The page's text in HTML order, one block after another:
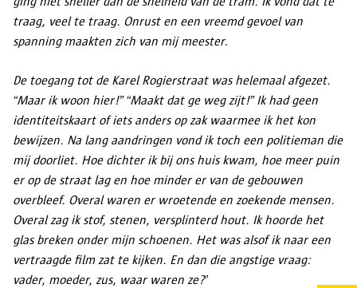
traag, veel te traag. Onrust en een vreemd gevoel van
spanning maakten zich van mij meester.
De toegang tot de Karel Rogierstraat was helemaal afgezet.
“Maar ik woon hier!” “Maakt dat ge weg zijt!” Ik had geen
identiteitskaart of iets anders op zak waarmee ik het kon
bewijzen. Na lang aandringen vond ik toch een politieman die
mij doorliet. Hoe dichter ik bij ons huis kwam, hoe meer puin
er op de straat lag en hoe minder er van de gebouwen
overbleef. Overal waren er wroetende en zoekende mensen.
Overal zag ik stof, stenen, versplinterd hout. Ik hoorde het
glas breken onder mijn schoenen. Het was alsof ik naar een
vertraagde film zat te kijken. En dan die angstige vraag:
vader, moeder, zus, waar waren ze?’